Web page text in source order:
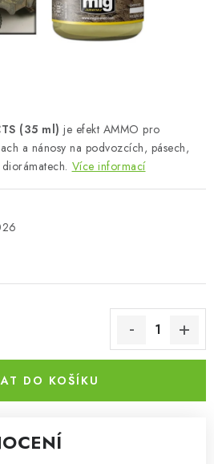
Kontakty
Doprava a platba
ochrany osobních údajů
(B2B)
(35 ml) je efekt AMMO pro
a nánosy na podvozcích, pásech,
Více informací
DO KOŠÍKU